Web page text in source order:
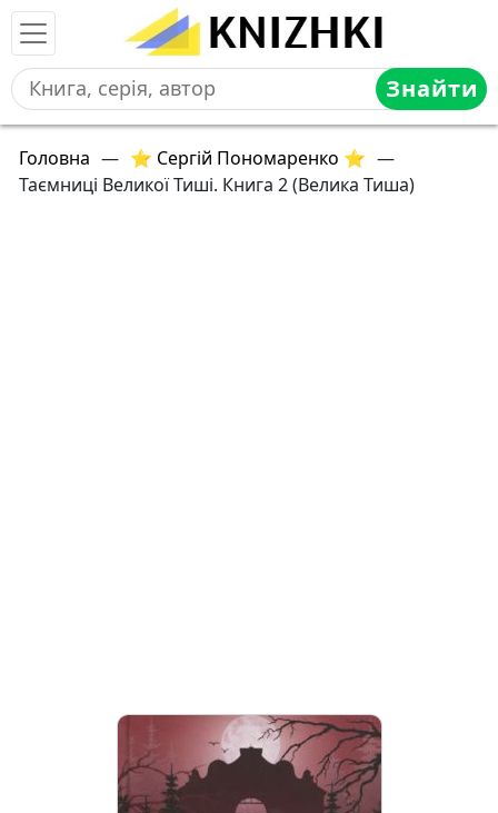
Знайти
Головна — ⭐ Сергій Пономаренко ⭐ —
Таємниці Великої Тиші. Книга 2 (Велика Тиша)